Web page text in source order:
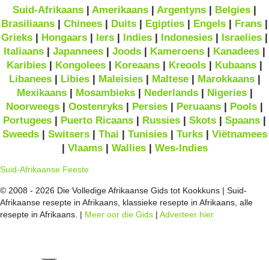
Suid-Afrikaans | Amerikaans | Argentyns | Belgies |
Brasiliaans | Chinees | Duits | Egipties | Engels | Frans |
Grieks | Hongaars | Iers | Indies | Indonesies | Israelies |
Italiaans | Japannees | Joods | Kameroens | Kanadees |
Karibies | Kongolees | Koreaans | Kreools | Kubaans |
Libanees| Libies| Maleisies| Maltese| Marokkaans|
Mexikaans| Mosambieks| Nederlands| Nigeries|
Noorweegs | Oostenryks | Persies | Peruaans | Pools |
Portugees | Puerto Ricaans | Russies | Skots | Spaans |
Sweeds| Switsers| Thai | Tunisies| Turks| Viëtnamees
| Vlaams| Wallies| Wes-Indies
Suid-Afrikaanse Feeste
© 2008 - 2026 Die Volledige Afrikaanse Gids tot Kookkuns | Suid-
Afrikaanse resepte in Afrikaans, klassieke resepte in Afrikaans, alle
resepte in Afrikaans. | Meer oor die Gids | Adverteer hier